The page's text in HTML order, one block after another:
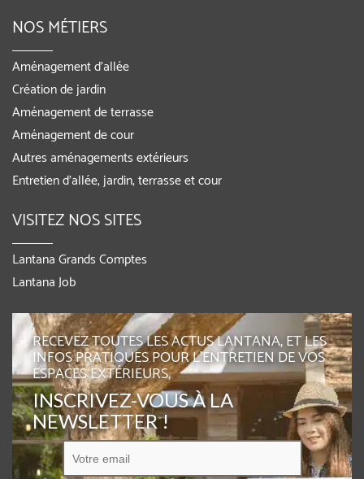
NOS MÉTIERS
Aménagement d’allée
Création de jardin
Aménagement de terrasse
Aménagement de cour
Autres aménagements extérieurs
Entretien d’allée, jardin, terrasse et cour
VISITEZ NOS SITES
Lantana Grands Comptes
Lantana Job
RECEVEZ TOUTES LES ACTUS LANTANA, ET LES
INFOS PRATIQUES POUR L'ENTRETIEN DE VOS
ESPACES EXTÉRIEURS,
INSCRIVEZ-VOUS À LA
NEWSLETTER !